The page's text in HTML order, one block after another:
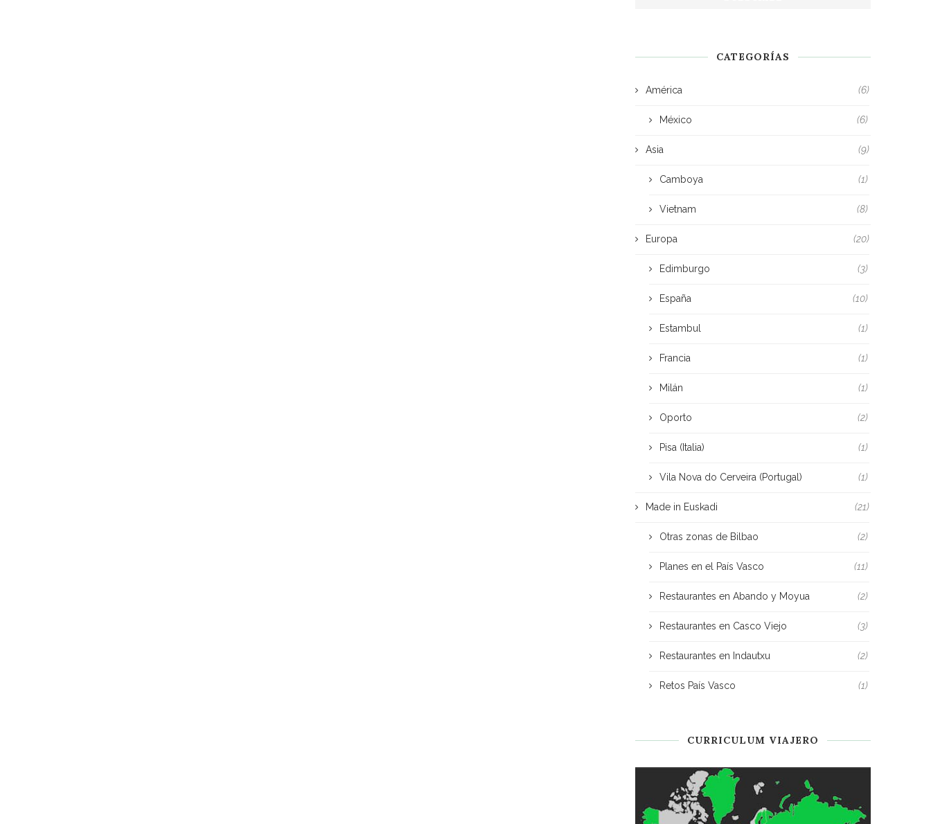
CATEGORÍAS
América (6)
México (6)
Asia (9)
Camboya (1)
Vietnam (8)
Europa (20)
Edimburgo (3)
España (10)
Estambul (1)
Francia (1)
Milán (1)
Oporto (2)
Pisa (Italia) (1)
Vila Nova do Cerveira (Portugal) (1)
Made in Euskadi (21)
Otras zonas de Bilbao (2)
Planes en el País Vasco (11)
Restaurantes en Abando y Moyua (2)
Restaurantes en Casco Viejo (3)
Restaurantes en Indautxu (2)
Retos País Vasco (1)
CURRICULUM VIAJERO